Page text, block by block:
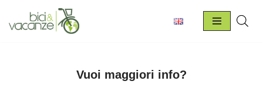
Vai
Vuoi maggiori info?